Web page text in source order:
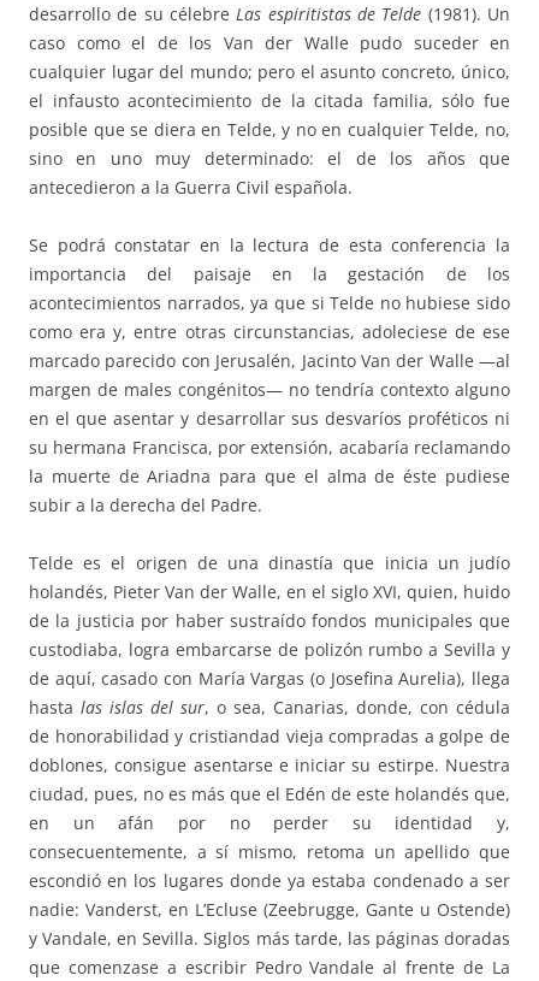
desarrollo de su célebreLas espiritistas de Telde (1981). Un
caso como el de los Van der Walle pudo suceder en
cualquier lugar del mundo; pero el asunto concreto, único,
el infausto acontecimiento de la citada familia, sólo fue
posible que se diera en Telde, y no en cualquier Telde, no,
sino en uno muy determinado: el de los años que
antecedieron a la Guerra Civil española.
Se podrá constatar en la lectura de esta conferencia la
importancia del paisaje en la gestación de los
acontecimientos narrados, ya que si Telde no hubiese sido
como era y, entre otras circunstancias, adoleciese de ese
marcado parecido con Jerusalén, Jacinto Van der Walle —al
margen de males congénitos— no tendría contexto alguno
en el que asentar y desarrollar sus desvaríos proféticos ni
su hermana Francisca, por extensión, acabaría reclamando
la muerte de Ariadna para que el alma de éste pudiese
subir a la derecha del Padre.
Telde es el origen de una dinastía que inicia un judío
holandés, Pieter Van der Walle, en el siglo XVI, quien, huido
de la justicia por haber sustraído fondos municipales que
custodiaba, logra embarcarse de polizón rumbo a Sevilla y
de aquí, casado con María Vargas (o Josefina Aurelia), llega
hasta las islas del sur, o sea, Canarias, donde, con cédula
de honorabilidad y cristiandad vieja compradas a golpe de
doblones, consigue asentarse e iniciar su estirpe. Nuestra
ciudad, pues, no es más que el Edén de este holandés que,
en un afán por no perder su identidad y,
consecuentemente, a sí mismo, retoma un apellido que
escondió en los lugares donde ya estaba condenado a ser
nadie: Vanderst, en L’Ecluse (Zeebrugge, Gante u Ostende)
y Vandale, en Sevilla. Siglos más tarde, las páginas doradas
que comenzase a escribir Pedro Vandale al frente de La